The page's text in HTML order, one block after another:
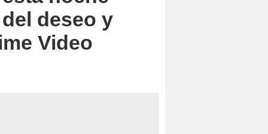
deseo y
Video